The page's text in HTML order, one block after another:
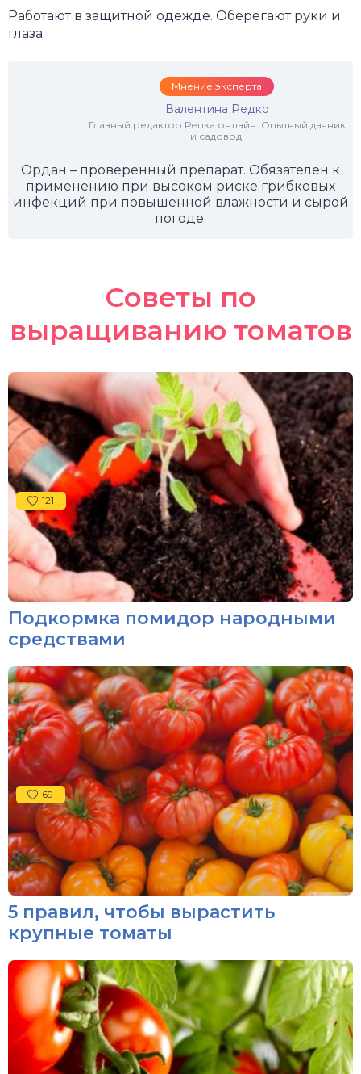
Работают в защитной одежде. Оберегают руки и
глаза.
Мнение эксперта
Валентина Редко
Главный редактор Репка.онлайн. Опытный дачник
и садовод.
Ордан – проверенный препарат. Обязателен к
применению при высоком риске грибковых
инфекций при повышенной влажности и сырой
погоде.
Советы по
выращиванию томатов
121
Подкормка помидор народными
средствами
69
5 правил, чтобы вырастить
крупные томаты